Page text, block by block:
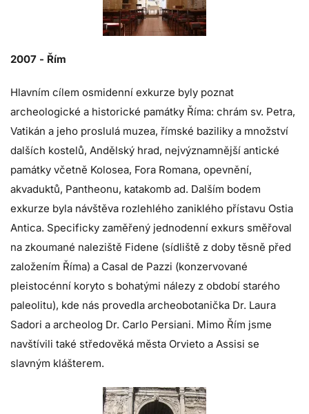
2007 - Řím
Hlavním cílem osmidenní exkurze byly poznat
archeologické a historické památky Říma: chrám sv. Petra,
Vatikán a jeho proslulá muzea, římské baziliky a množství
dalších kostelů, Andělský hrad, nejvýznamnější antické
památky včetně Kolosea, Fora Romana, opevnění,
akvaduktů, Pantheonu, katakomb ad. Dalším bodem
exkurze byla návštěva rozlehlého zaniklého přístavu Ostia
Antica. Specificky zaměřený jednodenní exkurs směřoval
na zkoumané naleziště Fidene (sídliště z doby těsně před
založením Říma) a Casal de Pazzi (konzervované
pleistocénní koryto s bohatými nálezy z období starého
paleolitu), kde nás provedla archeobotanička Dr. Laura
Sadori a archeolog Dr. Carlo Persiani. Mimo Řím jsme
navštívili také středověká města Orvieto a Assisi se
slavným klášterem.